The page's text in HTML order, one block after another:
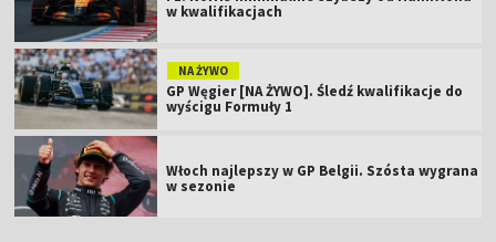
w kwalifikacjach
NA ŻYWO
GP Węgier [NA ŻYWO]. Śledź kwalifikacje do
wyścigu Formuły 1
Włoch najlepszy w GP Belgii. Szósta wygrana
w sezonie